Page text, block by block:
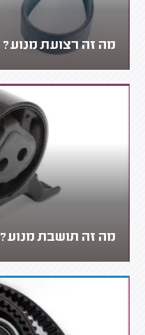
מה זה רצועת מנוע?
מה זה תושבת מנוע?